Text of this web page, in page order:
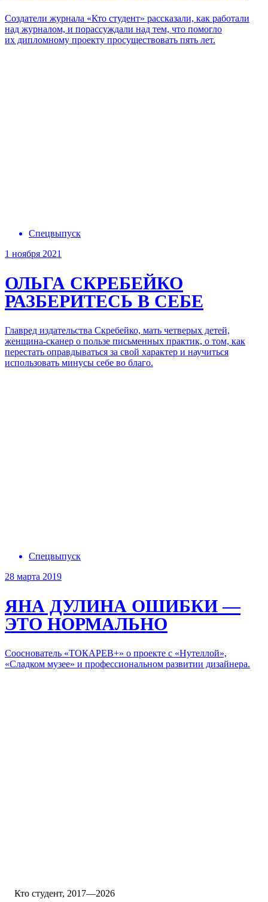
Создатели журнала «Кто студент» рассказали, как работали
над журналом, и порассуждали над тем, что помогло
их дипломному проекту просуществовать пять лет.
Спецвыпуск
1 ноября 2021
ОЛЬГА СКРЕБЕЙКО
РАЗБЕРИТЕСЬ В СЕБЕ
Главред издательства Скребейко, мать четверых детей,
женщина-сканер о пользе письменных практик, о том, как
перестать оправдываться за свой характер и научиться
использовать минусы себе во благо.
Спецвыпуск
28 марта 2019
ЯНА ДУЛИНА ОШИБКИ —
ЭТО НОРМАЛЬНО
Сооснователь «ТОКАРЕВ+» о проекте с «Нутеллой»,
«Сладком музее» и профессиональном развитии дизайнера.
Кто студент, 2017—2026